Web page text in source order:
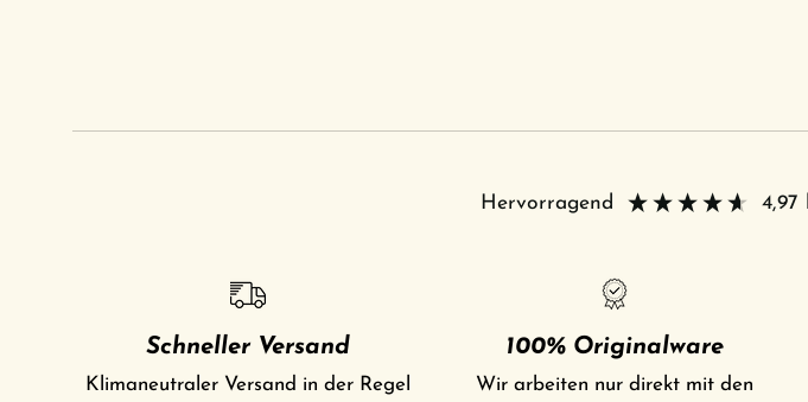
Hervorragend 4,97
Schneller Versand
Klimaneutraler Versand in der Regel
100% Originalware
Wir arbeiten nur direkt mit den